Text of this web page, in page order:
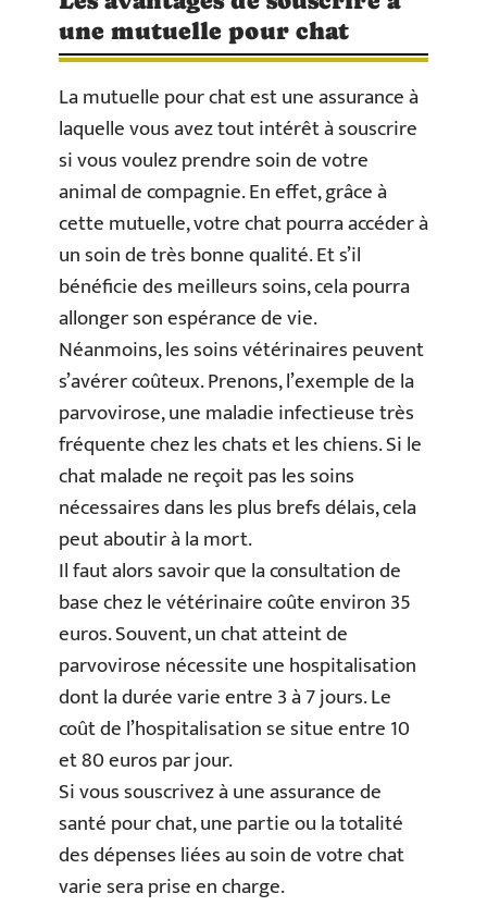
une mutuelle pour chat
La mutuelle pour chat est une assurance à
laquelle vous avez tout intérêt à souscrire
si vous voulez prendre soin de votre
animal de compagnie. En effet, grâce à
cette mutuelle, votre chat pourra accéder à
un soin de très bonne qualité. Et s’il
bénéficie des meilleurs soins, cela pourra
allonger son espérance de vie.
Néanmoins, les soins vétérinaires peuvent
s’avérer coûteux. Prenons, l’exemple de la
parvovirose, une maladie infectieuse très
fréquente chez les chats et les chiens. Si le
chat malade ne reçoit pas les soins
nécessaires dans les plus brefs délais, cela
peut aboutir à la mort.
Il faut alors savoir que la consultation de
base chez le vétérinaire coûte environ 35
euros. Souvent, un chat atteint de
parvovirose nécessite une hospitalisation
dont la durée varie entre 3 à 7 jours. Le
coût de l’hospitalisation se situe entre 10
et 80 euros par jour.
Si vous souscrivez à une assurance de
santé pour chat, une partie ou la totalité
des dépenses liées au soin de votre chat
varie sera prise en charge.